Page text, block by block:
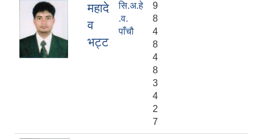
महादे
व
भट्ट
सि.अ.हे
.व.
पाँचौ
9
8
4
8
4
8
3
4
2
7